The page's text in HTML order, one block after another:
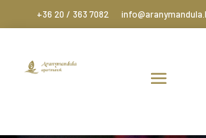
+36 20 / 363 7082